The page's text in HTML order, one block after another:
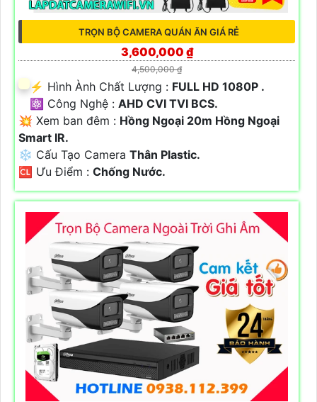
TRỌN BỘ CAMERA QUÁN ĂN GIÁ RẺ
3,600,000 ₫
4,500,000 ₫
️⚡ Hình Ành Chất Lượng : FULL HD 1080P .
⚛️ Công Nghệ : AHD CVI TVI BCS.
💥 Xem ban đêm : Hồng Ngoại 20m Hồng Ngoại
Smart IR.
❄ Cấu Tạo Camera Thân Plastic.
️🆑 Ưu Điểm : Chống Nước.